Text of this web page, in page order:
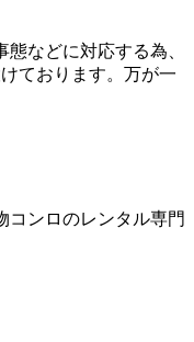
などに対応する為、
ております。 万が一
コンロのレンタル専門